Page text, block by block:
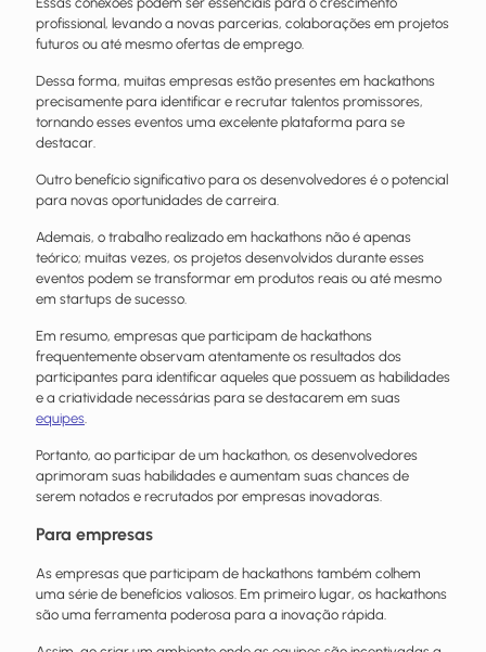
profissional, levando a novas parcerias, colaborações em projetos
futuros ou até mesmo ofertas de emprego.
Dessa forma, muitas empresas estão presentes em hackathons
precisamente para identificar e recrutar talentos promissores,
tornando esses eventos uma excelente plataforma para se
destacar.
Outro benefício significativo para os desenvolvedores é o potencial
para novas oportunidades de carreira.
Ademais, o trabalho realizado em hackathons não é apenas
teórico; muitas vezes, os projetos desenvolvidos durante esses
eventos podem se transformar em produtos reais ou até mesmo
em startups de sucesso.
Em resumo, empresas que participam de hackathons
frequentemente observam atentamente os resultados dos
participantes para identificar aqueles que possuem as habilidades
e a criatividade necessárias para se destacarem em suas
equipes
Portanto, ao participar de um hackathon, os desenvolvedores
aprimoram suas habilidades e aumentam suas chances de
serem notados e recrutados por empresas inovadoras.
Para empresas
As empresas que participam de hackathons também colhem
uma série de benefícios valiosos. Em primeiro lugar, os hackathons
são uma ferramenta poderosa para a inovação rápida.